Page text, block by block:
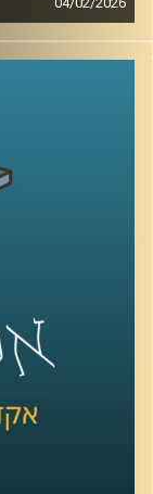
בעולם הניהול
טובה, אבל הרבה
שהיא למעשה
ידע, ואם
אנחנו מדברים
או בן משפחה
יחד עם ד״ר אסנת
באוניברסיטת
נאומים הם
הקשבה בצוות
ההקשבה יכול